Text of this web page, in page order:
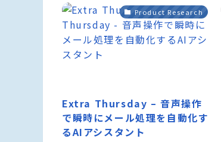
Product Research
Extra Thursday – 音声操作
で瞬時にメール処理を自動化す
るAIアシスタント